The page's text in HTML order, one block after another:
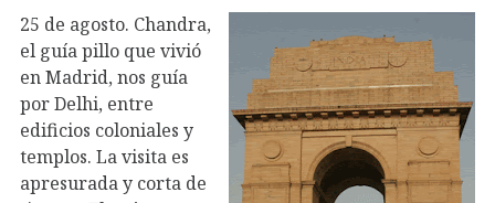
25 de agosto. Chandra,
el guía pillo que vivió
en Madrid, nos guía
por Delhi, entre
edificios coloniales y
templos. La visita es
apresurada y corta de